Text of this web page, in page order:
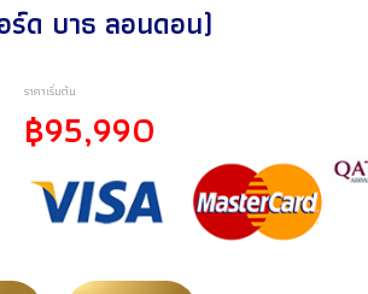
ด บาธ ลอนดอน)
ราคาเริ่มต้น
฿95,990